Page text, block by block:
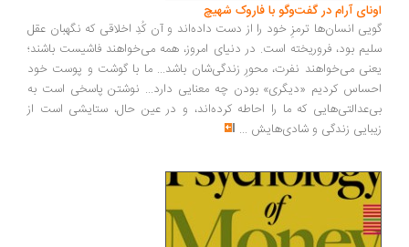
آرام در گفت‌وگو با فاروک شهیچ‭
انسان‌ها ترمزِ خود را از دست داده‌اند و آن کُدِ اخلاقی که نگهبان عقل
بود، فروریخته است. در دنیای امروز، همه می‌خواهند فاشیست باشند؛
می‌خواهند نفرت، محورِ زندگی‌شان باشد... ما با گوشت و پوست خود
کردیم «دیگری» بودن چه معنایی دارد... نوشتن پاسخی است به
که ما را احاطه کرده‌اند، و در عین حال، ستایشی است از
زندگی و شادی‌هایش...